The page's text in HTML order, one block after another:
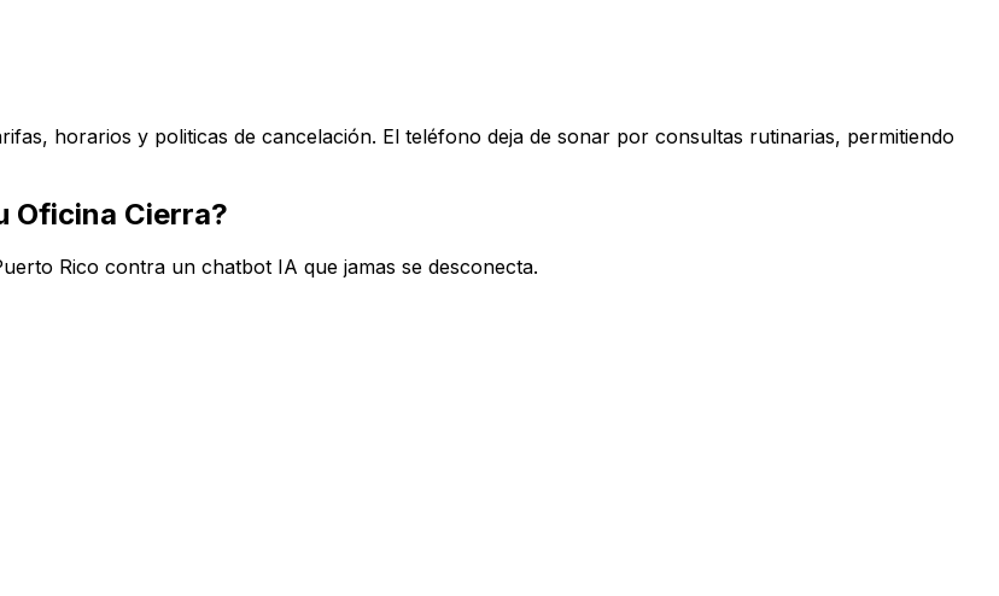
horarios y politicas de cancelación. El teléfono deja de sonar por consultas rutinarias, permitiendo
Oficina Cierra?
Rico contra un chatbot IA que jamas se desconecta.